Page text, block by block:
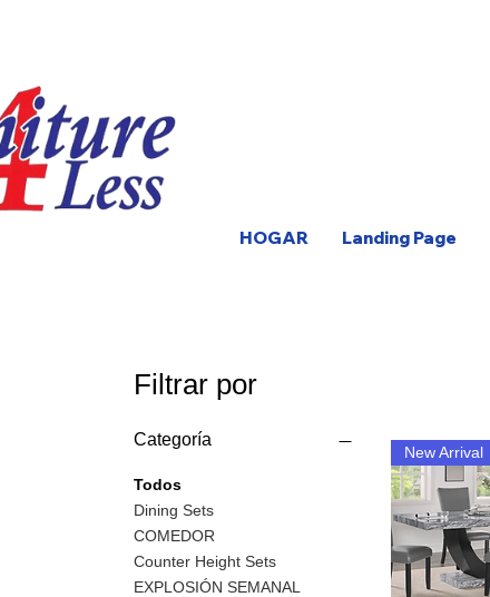
HOGAR Landing Page
Filtrar por
Categoría
Todos
Dining Sets
COMEDOR
Counter Height Sets
EXPLOSIÓN SEMANAL
New Arrival